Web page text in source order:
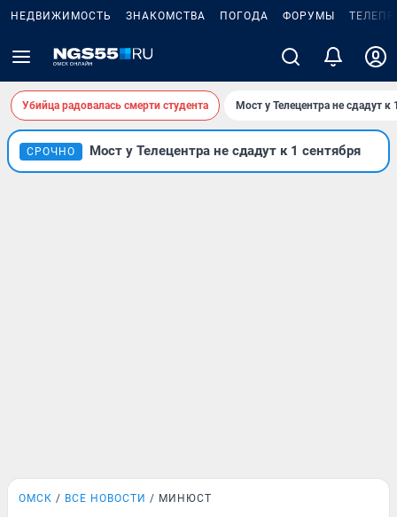
НЕДВИЖИМОСТЬ ЗНАКОМСТВА ПОГОДА ФОРУМЫ
Убийца радовалась смерти студента Мост у Телецентра не сдадут к
СРОЧНО Мост у Телецентра не сдадут к 1 сентября
ОМСК ВСЕ НОВОСТИ МИНЮСТ